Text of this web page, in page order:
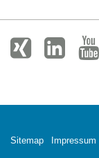
Sitemap Impressum